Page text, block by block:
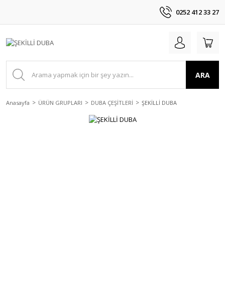
0252 412 33 27
ARA
Anasayfa ÜRÜN GRUPLARI DUBA ÇEŞİTLERİ ŞEKİLLİ DUBA